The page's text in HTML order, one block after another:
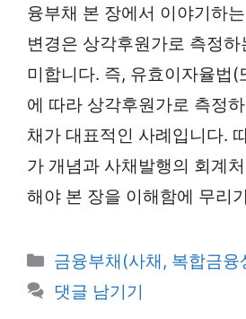
융부채 본 장에서 이야기하
변경은 상각후원가로 측정하
미합니다. 즉, 유효이자율법(
에 따라 상각후원가로 측정
채가 대표적인 사례입니다.
가 개념과 사채발행의 회계
해야 본 장을 이해함에 무리
카
테
고
금융부채(사채, 복합금융
댓글 남기기